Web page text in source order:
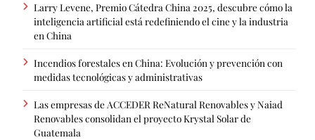
Larry Levene, Premio Cátedra China 2025, descubre cómo la
inteligencia artificial está redefiniendo el cine y la industria
en China
Incendios forestales en China: Evolución y prevención con
medidas tecnológicas y administrativas
Las empresas de ACCEDER ReNatural Renovables y Naiad
Renovables consolidan el proyecto Krystal Solar de
Guatemala